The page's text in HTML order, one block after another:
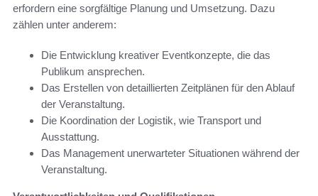
erfordern eine sorgfältige Planung und Umsetzung. Dazu
zählen unter anderem:
Die Entwicklung kreativer Eventkonzepte, die das
Publikum ansprechen.
Das Erstellen von detaillierten Zeitplänen für den Ablauf
der Veranstaltung.
Die Koordination der Logistik, wie Transport und
Ausstattung.
Das Management unerwarteter Situationen während der
Veranstaltung.